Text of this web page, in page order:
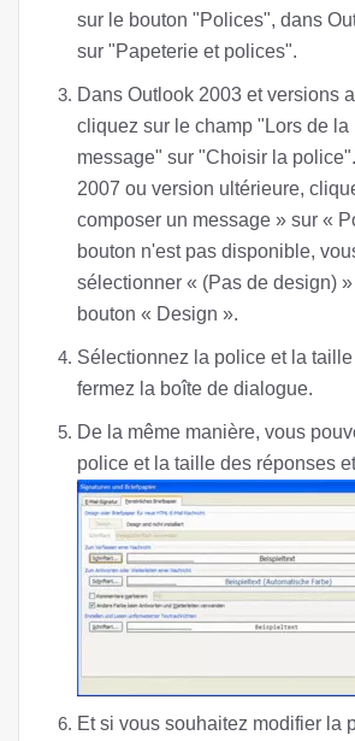
sur le bouton "Polices", dans
sur "Papeterie et polices".
Dans Outlook 2003 et versions
cliquez sur le champ "Lors de la
message" sur "Choisir la
2007 ou version ultérieure,
composer un message » sur «
bouton n'est pas disponible,
sélectionner « (Pas de design)
bouton « Design ».
Sélectionnez la police et la
fermez la boîte de dialogue.
De la même manière, vous
police et la taille des réponses
Et si vous souhaitez modifier la